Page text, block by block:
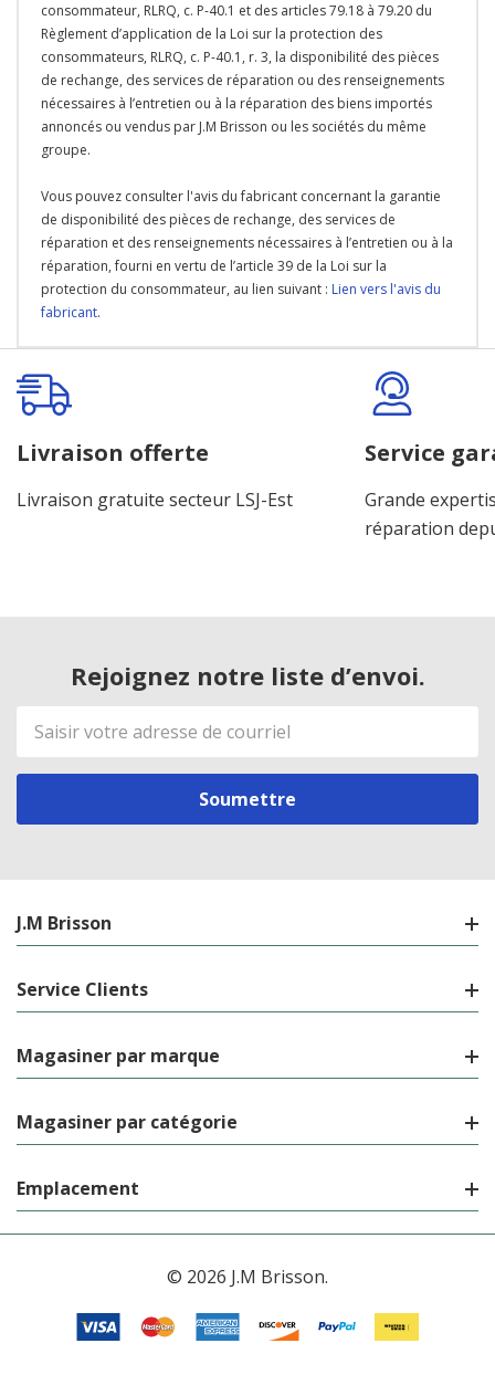
consommateur, RLRQ, c. P-40.1 et des articles 79.18 à 79.20 du
Règlement d’application de la Loi sur la protection des
consommateurs, RLRQ, c. P-40.1, r. 3, la disponibilité des pièces
de rechange, des services de réparation ou des renseignements
nécessaires à l’entretien ou à la réparation des biens importés
annoncés ou vendus par J.M Brisson ou les sociétés du même
groupe.
Vous pouvez consulter l'avis du fabricant concernant la garantie
de disponibilité des pièces de rechange, des services de
réparation et des renseignements nécessaires à l’entretien ou à la
réparation, fourni en vertu de l’article 39 de la Loi sur la
protection du consommateur, au lien suivant : Lien vers l'avis du
fabricant.
Onglet
personnalisé
Livraison offerte
Livraison gratuite secteur LSJ-Est
Service
Grande
réparation
Rejoignez notre liste d’envoi.
Adresse
de
courriel
J.M Brisson
Service Clients
Magasiner par marque
Magasiner par catégorie
Emplacement
© 2026 J.M Brisson.